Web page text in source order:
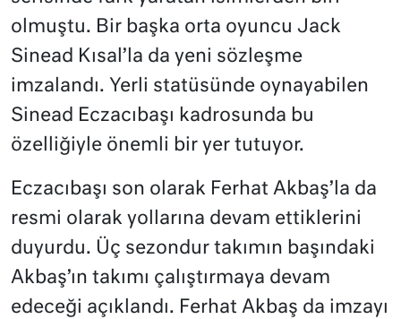
olmuştu. Bir başka orta oyuncu Jack
Sinead Kısal’la da yeni sözleşme
imzalandı. Yerli statüsünde oynayabilen
Sinead Eczacıbaşı kadrosunda bu
özelliğiyle önemli bir yer tutuyor.
Eczacıbaşı son olarak Ferhat Akbaş’la da
resmi olarak yollarına devam ettiklerini
duyurdu. Üç sezondur takımın başındaki
Akbaş’ın takımı çalıştırmaya devam
edeceği açıklandı. Ferhat Akbaş da imzayı